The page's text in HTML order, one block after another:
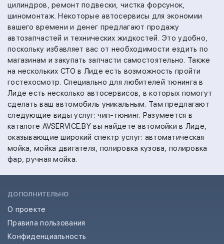
цилиндров,ремонт подвески, чистка форсунок,
шиномонтаж. Некоторые автосервисы для экономии
вашего времени и денег предлагают продажу
автозапчастей и технических жидкостей. Это удобно,
поскольку избавляет вас от необходимости ездить по
магазинам и закупать запчасти самостоятельно. Также
на нескольких СТО в Лиде есть возможность пройти
гостехосмотр. Специально для любителей тюнинга в
Лиде есть несколько автосервисов, в которых помогут
сделать ваш автомобиль уникальным. Там предлагают
следующие виды услуг: чип-тюнинг. Разумеется в
каталоге AVSERVICE.BY вы найдете автомойки в Лиде,
оказывающие широкий спектр услуг: автоматическая
мойка, мойка двигателя, полировка кузова, полировка
фар,ручная мойка.
ДОПОЛНИТЕЛЬНО
О проекте
Правила пользования
Конфиденциальность